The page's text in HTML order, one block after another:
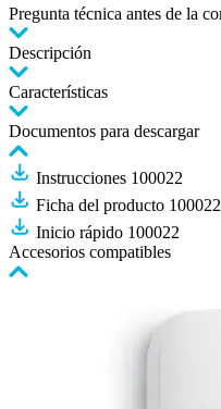
Pregunta técnica antes de la
Descripción
Características
Documentos para descargar
Instrucciones 100022
Ficha del producto 100022
Inicio rápido 100022
Accesorios compatibles